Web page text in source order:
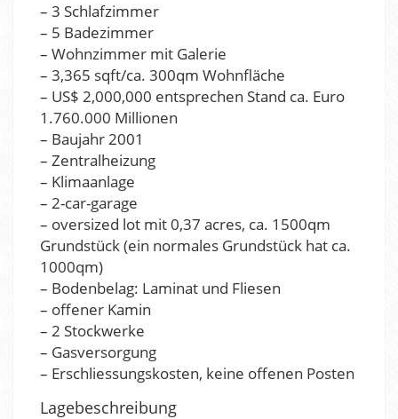
– 3 Schlafzimmer
– 5 Badezimmer
– Wohnzimmer mit Galerie
– 3,365 sqft/ca. 300qm Wohnfläche
– US$ 2,000,000 entsprechen Stand ca. Euro
1.760.000 Millionen
– Baujahr 2001
– Zentralheizung
– Klimaanlage
– 2-car-garage
– oversized lot mit 0,37 acres, ca. 1500qm
Grundstück (ein normales Grundstück hat ca.
1000qm)
– Bodenbelag: Laminat und Fliesen
– offener Kamin
– 2 Stockwerke
– Gasversorgung
– Erschliessungskosten, keine offenen Posten
Lagebeschreibung